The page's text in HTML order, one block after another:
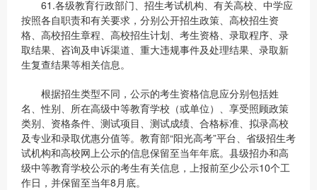
61.各级教育行政部门、招生考试机构、有关高校、中学应
按照各自职责和有关要求，分别公开招生政策、高校招生资
格、高校招生章程、高校招生计划、考生资格、录取程序、录
取结果、咨询及申诉渠道、重大违规事件及处理结果、录取新
生复查结果等相关信息。
根据招生类型不同，公示的考生资格信息应分别包括姓
名、性别、所在高级中等教育学校（或单位）、享受照顾政策
类别、资格条件、测试项目、测试成绩、合格标准、拟录高校
及专业和录取优惠分值等。教育部“阳光高考”平台、省级招生考
试机构和高校网上公示的信息保留至当年年底。县级招办和高
级中等教育学校公示的考生有关信息，上报前至少公示10个工
作日，并保留至当年8月底。